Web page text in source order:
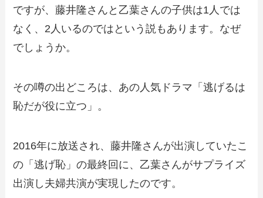
ですが、藤井隆さんと乙葉さんの子供は1人では
なく、2人いるのではという説もあります。なぜ
でしょうか。
その噂の出どころは、あの人気ドラマ「逃げるは
恥だが役に立つ」。
2016年に放送され、藤井隆さんが出演していたこ
の「逃げ恥」の最終回に、乙葉さんがサプライズ
出演し夫婦共演が実現したのです。